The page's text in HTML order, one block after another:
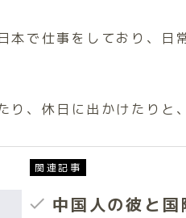
本で仕事をしており、日
り、休日に出かけたりと
関連記事
中国人の彼と